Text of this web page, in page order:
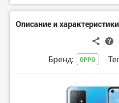
Описание и
Бренд: OPPO